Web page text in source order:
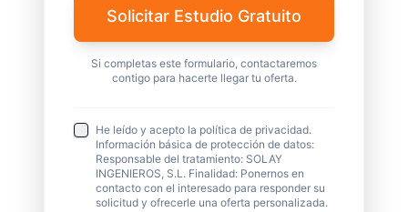
Solicitar Estudio Gratuito
Si completas este formulario, contactaremos
contigo para hacerte llegar tu oferta.
He leído y acepto la política de privacidad.
Información básica de protección de datos:
Responsable del tratamiento: SOLAY
INGENIEROS, S.L. Finalidad: Ponernos en
contacto con el interesado para responder su
solicitud y ofrecerle una oferta personalizada.